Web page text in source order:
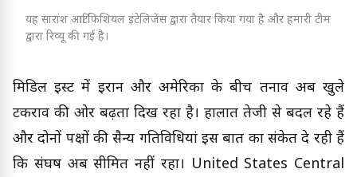
यह सारांश आर्टिफिशियल इंटेलिजेंस द्वारा तैयार किया गया है और हमारी टीम
द्वारा रिव्यू की गई है।
मिडिल ईस्ट में ईरान और अमेरिका के बीच तनाव अब खुले
टकराव की ओर बढ़ता दिख रहा है। हालात तेजी से बदल रहे हैं
और दोनों पक्षों की सैन्य गतिविधियां इस बात का संकेत दे रही हैं
कि संघर्ष अब सीमित नहीं रहा। United States Central